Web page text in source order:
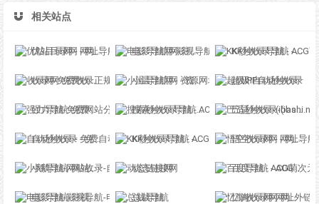
相关站点
优站目录网 - 网址导航分类网站目录 - 自助网址提交自动收录 电影导航网-影视导航-电影搜索-影视搜索-电影站收录 KK秒收录导航 - ACG萌次元丨ACG导航网丨二次元导航丨资源网导航丨福利网址导航 - KK秒收录导航网
收录网-免费收录正规网站-免费发布软文 小温导航网 - 资源网址导航，汇集各大资源网，全网优质教程技术网，搜集资源就从这里开始 超级IP自动秒收录
强力导航-免费网站分类导航，提交收录，秒收录 搜索秒收录导航 - ACG萌次元丨ACG导航网丨二次元导航丨资源网导航丨福利网址导航 - SS秒收录导航网 巴适秒收录-(ibashi.net) - 巴适导航分类网站目录 - 自助网址提交自动收录
自动秒收录 - 免费自动秒收录网址导航 KK秒收录导航 - ACG萌次元丨ACG导航网丨二次元导航丨资源网导航丨福利网址导航 - KK秒收录导航网 悟空收录网 - 网址导航大全 | 网站免费收录 | 软文外链发布平台
小鹅导航-网站收录-自动收录网-网址收录-自动秒收录 动态链接网 百度导航 - ACG萌次元丨ACG导航网丨二次元导航丨资源网导航丨福利网址导航 - BaiDu导航
电影导航-影视导航-电影站收录-自动收录网-网站收录 总裁导航 忆海收录网-网址外链_自动收录网站_自助友情链接平台_网站广告_软文发布_站长交易_站长资源